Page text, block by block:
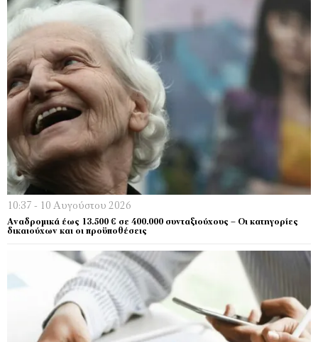
10:37 - 10 Αυγούστου 2026
Αναδρομικά έως 13.500 € σε 400.000 συνταξιούχους – Οι κατηγορίες
δικαιούχων και οι προϋποθέσεις